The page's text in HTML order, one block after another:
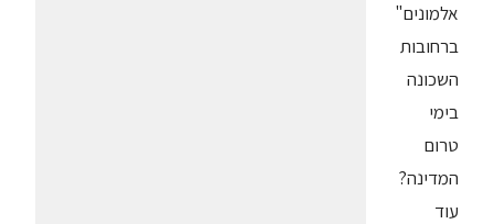
אלמונים"
ברחובות
השכונה
בימי
טרום
המדינה?
עוד